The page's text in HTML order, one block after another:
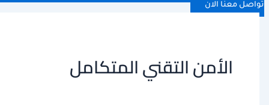
الان
التقني المتكامل